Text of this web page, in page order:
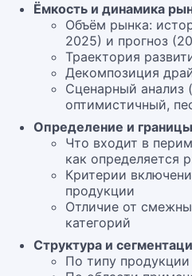
Ёмкость и динамика
Объём рынка:
2025) и прогноз
Траектория
Декомпозиция
Сценарный анализ
оптимистичный,
Определение и
Что входит в
как определяется
Критерии
продукции
Отличие от
категорий
Структура и
По типу